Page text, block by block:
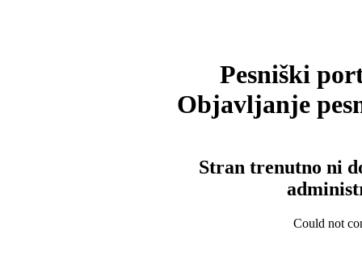
Pesniški
Objavljanje
Stran trenutno ni
Could not